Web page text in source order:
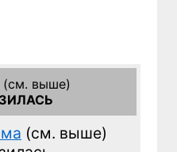
выше)
(см. выше)